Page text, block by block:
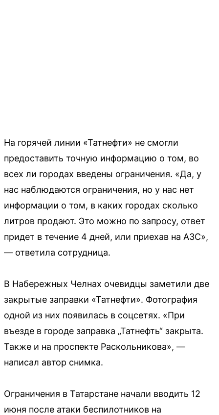
На горячей линии «Татнефти» не смогли
предоставить точную информацию о том, во
всех ли городах введены ограничения. «Да, у
нас наблюдаются ограничения, но у нас нет
информации о том, в каких городах сколько
литров продают. Это можно по запросу, ответ
придет в течение 4 дней, или приехав на АЗС»,
— ответила сотрудница.
В Набережных Челнах очевидцы заметили две
закрытые заправки «Татнефти». Фотография
одной из них появилась в соцсетях. «При
въезде в городе заправка „Татнефть“ закрыта.
Также и на проспекте Раскольникова», —
написал автор снимка.
Ограничения в Татарстане начали вводить 12
июня после атаки беспилотников на